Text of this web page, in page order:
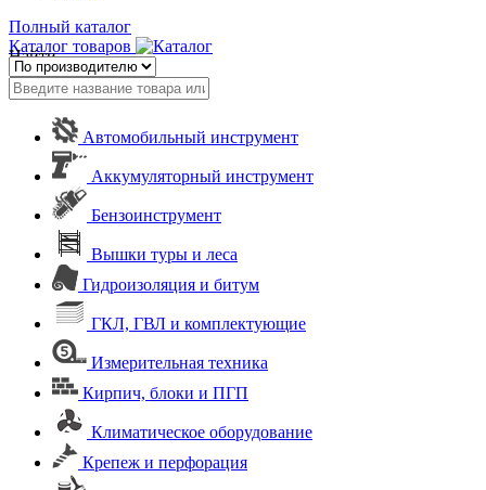
Полный каталог
Каталог товаров
Найти
Автомобильный инструмент
Аккумуляторный инструмент
Бензоинструмент
Вышки туры и леса
Гидроизоляция и битум
ГКЛ, ГВЛ и комплектующие
Измерительная техника
Кирпич, блоки и ПГП
Климатическое оборудование
Крепеж и перфорация